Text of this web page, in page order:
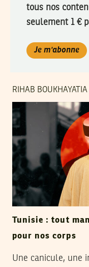
tous nos
seulement 1 €
Je m'abonne
RIHAB BOUKHAYATIA
Tunisie : tout
pour nos corps
Une canicule, une